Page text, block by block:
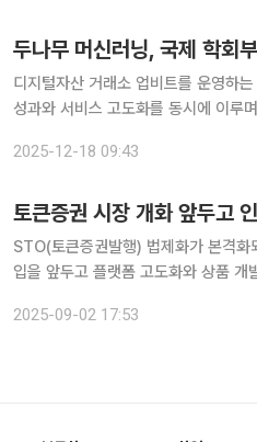
디지털자산 거래소 업비트를 운영하
성과와 서비스 고도화를 동시에 이루며 기술 경쟁력을
스에서 텍스트-SQL 변환 관련 연구
2025-12-18 09:43
토큰증권 시장 개화 앞두고
STO(토큰증권발행) 법제화가 본격
입을 앞두고 플랫폼 고도화와 상품
드는 최근 금융상품 설계, 개발, 전략
2025-09-02 17:53